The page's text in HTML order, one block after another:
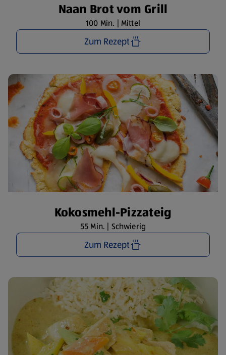
Naan Brot vom Grill
100 Min. | Mittel
Zum Rezept
Kokosmehl-Pizzateig
55 Min. | Schwierig
Zum Rezept